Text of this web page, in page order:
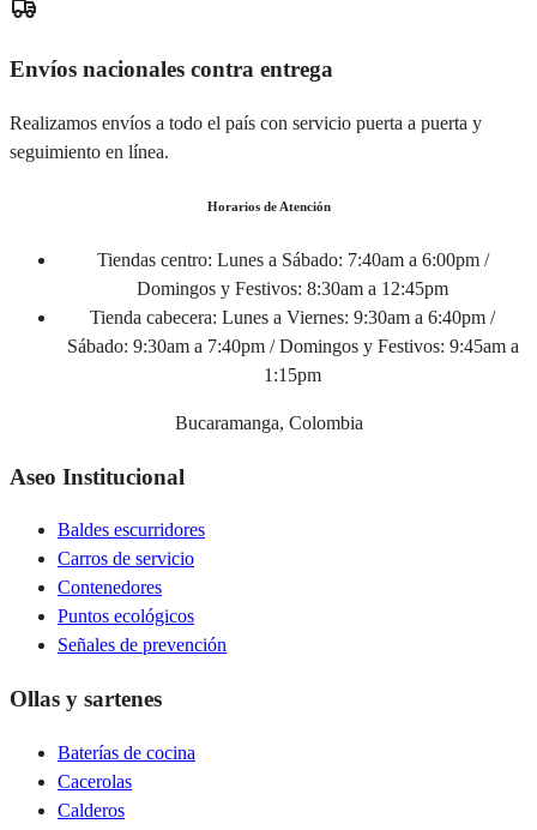
Envíos nacionales contra entrega
Realizamos envíos a todo el país con servicio puerta a puerta y
seguimiento en línea.
Horarios de Atención
Tiendas centro: Lunes a Sábado: 7:40am a 6:00pm /
Domingos y Festivos: 8:30am a 12:45pm
Tienda cabecera: Lunes a Viernes: 9:30am a 6:40pm /
Sábado: 9:30am a 7:40pm / Domingos y Festivos: 9:45am a
1:15pm
Bucaramanga, Colombia
Aseo Institucional
Baldes escurridores
Carros de servicio
Contenedores
Puntos ecológicos
Señales de prevención
Ollas y sartenes
Baterías de cocina
Cacerolas
Calderos